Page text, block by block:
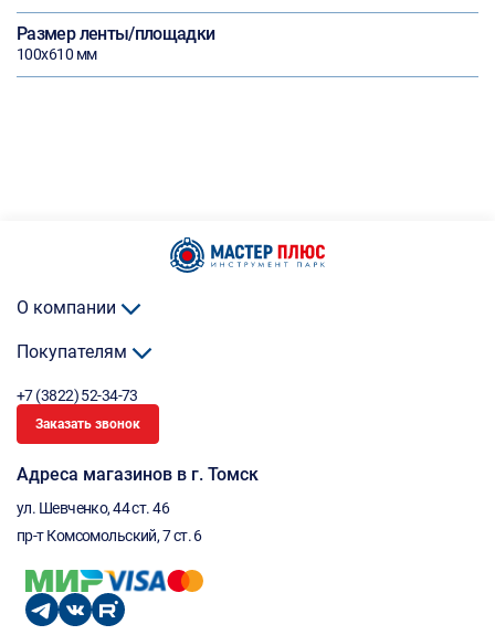
Размер ленты/площадки
100х610 мм
О компании
Покупателям
+7 (3822) 52-34-73
Заказать звонок
Адреса магазинов в г. Томск
ул. Шевченко, 44 ст. 46
пр-т Комсомольский, 7 ст. 6